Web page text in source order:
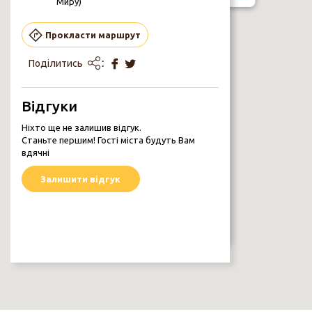
Прокласти маршрут
Поділитись
Відгуки
Ніхто ще не залишив відгук.
Станьте першим! Гості міста будуть Вам
вдячні
Залишити відгук
Стіна кінотеатру «Дружба», зі сторони